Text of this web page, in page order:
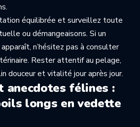
équilibrée et surveillez toute
ou démangeaisons. Si un
n’hésitez pas à consulter
Rester attentif au pelage,
douceur et vitalité jour après jour.
anecdotes félines :
longs en vedette